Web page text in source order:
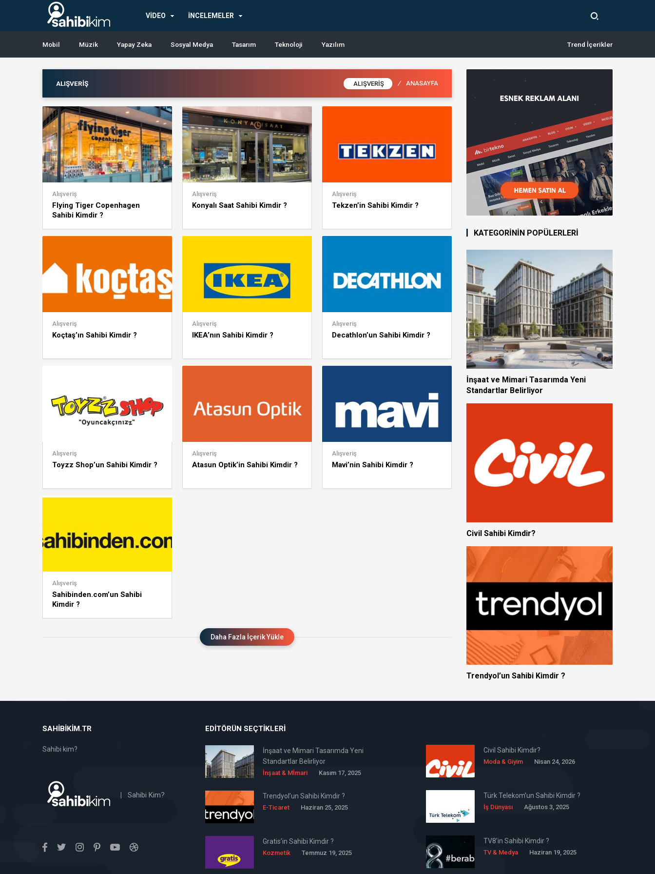
VİDEO İNCELEMELER
Mobil Müzik Yapay Zeka Sosyal Medya Tasarım Teknoloji Yazılım Trend İçerikler
ALIŞVERIŞ ALIŞVERIŞ / ANASAYFA
Alışveriş
Flying Tiger Copenhagen
Sahibi Kimdir ?
Alışveriş
Konyalı Saat Sahibi Kimdir ?
Alışveriş
Tekzen’in Sahibi Kimdir ?
Alışveriş
Koçtaş’ın Sahibi Kimdir ?
Alışveriş
IKEA’nın Sahibi Kimdir ?
Alışveriş
Decathlon’un Sahibi Kimdir ?
Alışveriş
Toyzz Shop’un Sahibi Kimdir ?
Alışveriş
Atasun Optik’in Sahibi Kimdir ?
Alışveriş
Mavi’nin Sahibi Kimdir ?
Alışveriş
Sahibinden.com’un Sahibi
Kimdir ?
Daha Fazla İçerik Yükle
KATEGORİNİN POPÜLERLERİ
İnşaat ve Mimari Tasarımda Yeni
Standartlar Belirliyor
Civil Sahibi Kimdir?
Trendyol’un Sahibi Kimdir ?
SAHIBIKIM.TR
Sahibi kim?
| Sahibi Kim?
EDITÖRÜN SEÇTIKLERI
İnşaat ve Mimari Tasarımda Yeni
Standartlar Belirliyor
İnşaat & Mİmari Kasım 17, 2025
Civil Sahibi Kimdir?
Moda & Giyim Nisan 24, 2026
Trendyol’un Sahibi Kimdir ?
E-Ticaret Haziran 25, 2025
Türk Telekom’un Sahibi Kimdir ?
İş Dünyası Ağustos 3, 2025
Gratis’in Sahibi Kimdir ?
Kozmetik Temmuz 19, 2025
TV8’in Sahibi Kimdir ?
TV & Medya Haziran 19, 2025